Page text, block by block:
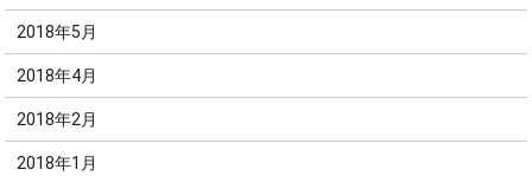
2018年5月
2018年4月
2018年2月
2018年1月